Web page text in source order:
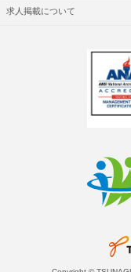
求人掲載について